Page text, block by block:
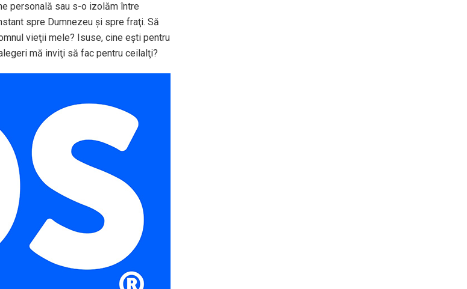
personală sau s-o izolăm între
spre Dumnezeu şi spre fraţi. Să
vieţii mele? Isuse, cine eşti pentru
mă inviţi să fac pentru ceilalţi?